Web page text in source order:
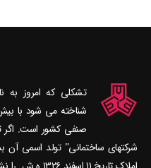
تشکلی که امروز به
صنفی کشور است. اگر